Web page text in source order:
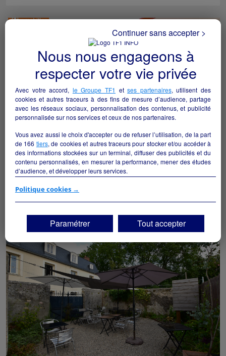
91470 - LIMOURS // FOND DE COMMERCE BAR –
RESTAURATION – LICENCE IV – EMPLACEMENT
STRATÉGIQUE
Nous nous engageons à
respecter votre vie privée
Avec votre accord, le Groupe TF1 etses partenaires, utilisent des
cookies et autres traceurs à des fins de mesure d’audience, partage
avec les réseaux sociaux, personnalisation des contenus, et publicité
personnalisée sur nos services et ceux de nos partenaires.
Vous avez aussi le choix d'accepter ou de refuser l’utilisation, de la part
de 166 tiers, de cookies et autres traceurs pour stocker et/ou accéder à
des informations stockées sur un terminal, diffuser des publicités et du
contenu personnalisés, en mesurer la performance, mener des études
d’audience, et développer leurs services.
Si vous continuez sans accepter, les fonctionnalités liées à la
vos centres d'intérêt. Seuls lescookies/traceurs techniquesseront
déposés et lus sur votre terminal.
Vous pouvez exprimer vos choix en cliquant sur "Tout accepter",
"Continuer sans accepter" ou "Paramétrer", et les modifier à tout
moment en cliquant sur le lien "Paramétrez vos choix" situé en bas de
Politique cookies →
Paramétrer
Continuer sans accepter >
Tout accepter